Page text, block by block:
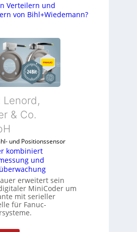
Verteilern und
von Bihl+Wiedemann?
Lenord,
& Co.
und Positionssensor
kombiniert
und
erweitert sein
MiniCoder um
mit serieller
für Fanuc-